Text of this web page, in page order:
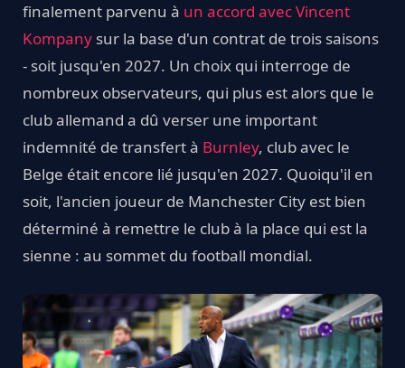
finalement parvenu à un accord avec Vincent
Kompany sur la base d'un contrat de trois saisons
- soit jusqu'en 2027. Un choix qui interroge de
nombreux observateurs, qui plus est alors que le
club allemand a dû verser une important
indemnité de transfert à Burnley, club avec le
Belge était encore lié jusqu'en 2027. Quoiqu'il en
soit, l'ancien joueur de Manchester City est bien
déterminé à remettre le club à la place qui est la
sienne : au sommet du football mondial.